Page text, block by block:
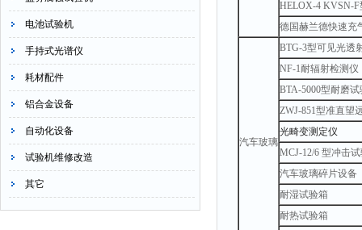
电池试验机
手持式光谱仪
耗材配件
铝合金设备
自动化设备
试验机维修改造
其它
HELOX-4 KVSN-
德国赫兰德快速充
汽车玻璃
BTG-3型可见光透
NF-1耐辐射检测仪
BTA-5000型耐磨试
ZWJ-851型准直望
光畸变测定仪
MCJ-12/6 型冲击
汽车玻璃碎片设备
耐湿试验箱
耐热试验箱